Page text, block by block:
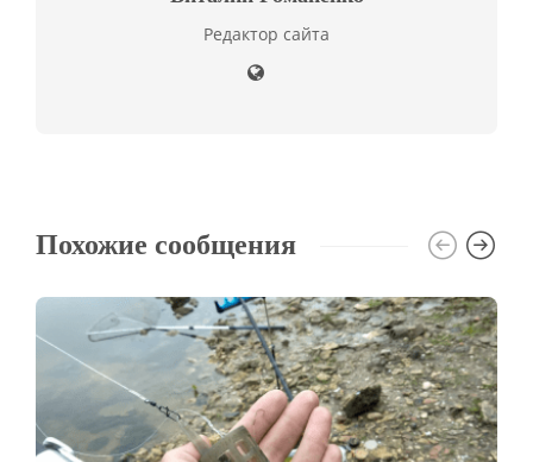
Редактор сайта
Похожие сообщения